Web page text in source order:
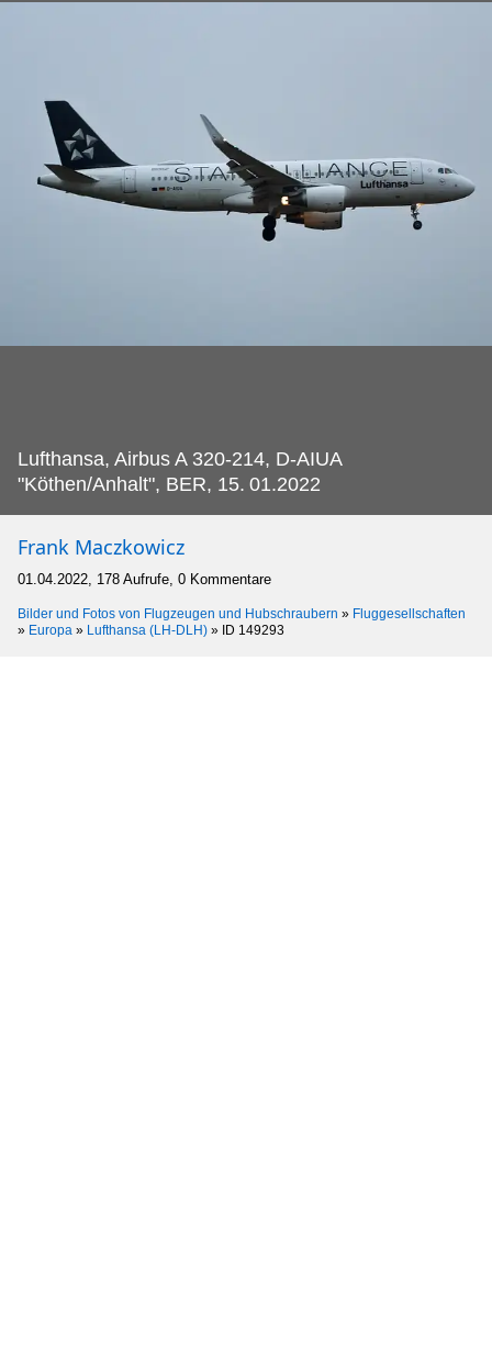
Lufthansa, Airbus A 320-214, D-AIUA
"Köthen/Anhalt", BER, 15. 01.2022
Frank Maczkowicz
01.04.2022, 178 Aufrufe, 0 Kommentare
Bilder und Fotos von Flugzeugen und Hubschraubern » Fluggesellschaften
» Europa » Lufthansa (LH-DLH) » ID 149293